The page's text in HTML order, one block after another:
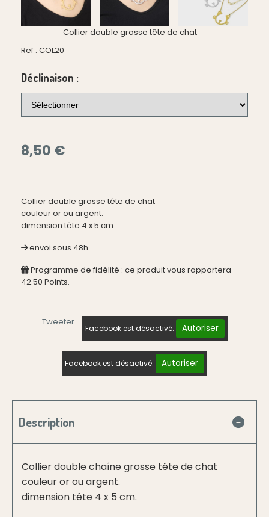
Collier double grosse tête de chat
Ref : COL20
Déclinaison :
8,50 €
Collier double grosse tête de chat
couleur or ou argent.
dimension tête 4 x 5 cm.
envoi sous 48h
Programme de fidélité : ce produit vous rapportera
42.50 Points.
Tweeter
Facebook est désactivé. Autoriser
Facebook est désactivé. Autoriser
Description
Collier double chaîne grosse tête de chat
couleur or ou argent.
dimension tête 4 x 5 cm.